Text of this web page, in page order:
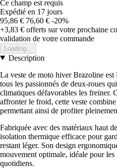
Ce champ est requis
Expédié en 17 jours
95,86 € 76,60 € -20%
+3,83 € offerts sur votre prochaine
validation de votre commande
Loading...
Description
La veste de moto hiver Brazoline
tous les passionnés de deux-roues
climatiques défavorables les freiner.
affronter le froid, cette veste
permettant ainsi de profiter
Fabriquée avec des matériaux haut
isolation thermique efficace pour
restant léger. Son design
mouvement optimale, idéale pour les
quotidiens.